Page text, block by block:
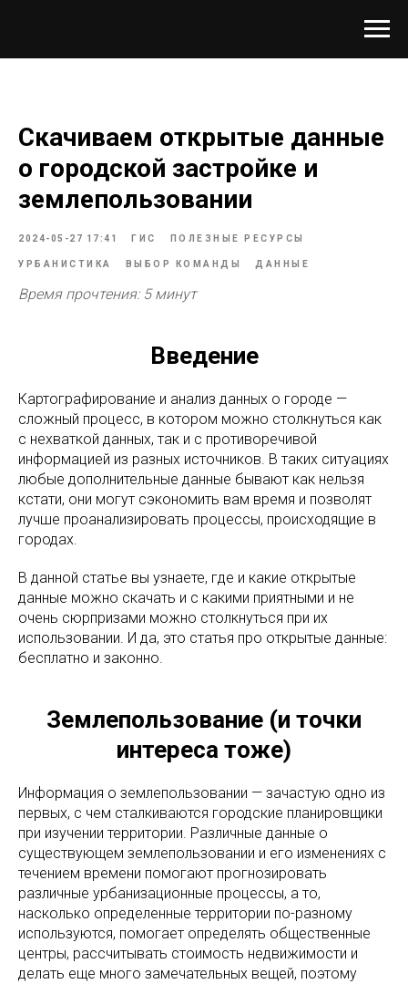
Скачиваем открытые данные
о городской застройке и
землепользовании
2024-05-27 17:41 ГИС ПОЛЕЗНЫЕ РЕСУРСЫ
УРБАНИСТИКА ВЫБОР КОМАНДЫ ДАННЫЕ
Время прочтения: 5 минут
Введение
Картографирование и анализ данных о городе —
сложный процесс, в котором можно столкнуться как
с нехваткой данных, так и с противоречивой
информацией из разных источников. В таких ситуациях
любые дополнительные данные бывают как нельзя
кстати, они могут сэкономить вам время и позволят
лучше проанализировать процессы, происходящие в
городах.
В данной статье вы узнаете, где и какие открытые
данные можно скачать и с какими приятными и не
очень сюрпризами можно столкнуться при их
использовании. И да, это статья про открытые данные:
бесплатно и законно.
Землепользование (и точки
интереса тоже)
Информация о землепользовании — зачастую одно из
первых, с чем сталкиваются городские планировщики
при изучении территории. Различные данные о
существующем землепользовании и его изменениях с
течением времени помогают прогнозировать
различные урбанизационные процессы, а то,
насколько определенные территории по-разному
используются, помогает определять общественные
центры, рассчитывать стоимость недвижимости и
делать еще много замечательных вещей, поэтому